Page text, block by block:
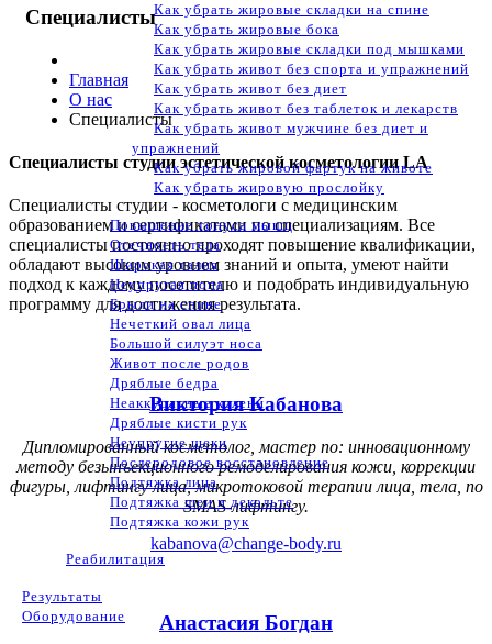
Как убрать жировые складки на спине
Как убрать жировые бока
Как убрать жировые складки под мышками
Как убрать живот без спорта и упражнений
Как убрать живот без диет
Как убрать живот без таблеток и лекарств
Как убрать живот мужчине без диет и
упражнений
Как убрать жировой фартук на животе
Как убрать жировую прослойку
Повышение тонуса мышц
Отечность тела
Широкая талия
Неупругая попа
Брыли на спине
Нечеткий овал лица
Большой силуэт носа
Живот после родов
Дряблые бедра
Неаккуратные колени
Дряблые кисти рук
Неупругие щеки
Послеродовое восстановление
Подтяжка лица
Подтяжка шеи и декольте
Подтяжка кожи рук
Реабилитация
Результаты
Оборудование
Специалисты
Главная
О нас
Специалисты
Специалисты студии эстетической косметологии LA
Специалисты студии - косметологи с медицинским
образованием и сертификатами по специализациям. Все
специалисты постоянно проходят повышение квалификации,
обладают высоким уровнем знаний и опыта, умеют найти
подход к каждому посетителю и подобрать индивидуальную
программу для достижения результата.
Виктория Кабанова
Дипломированный косметолог, мастер по: инновационному
методу безынъекционного ремоделирования кожи, коррекции
фигуры, лифтингу лица, микротоковой терапии лица, тела, по
SMAS-лифтингу.
kabanova@change-body.ru
Анастасия Богдан